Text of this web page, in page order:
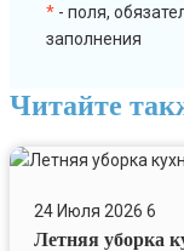
* - поля,
заполнения
Читайте
Летняя
кухни
как
24 Июля 2026 6
Летняя уборка